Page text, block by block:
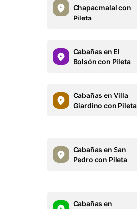
Chapadmalal con
Pileta
Cabañas en El
Bolsón con Pileta
Cabañas en Villa
Giardino con Pileta
Cabañas en San
Pedro con Pileta
Cabañas en